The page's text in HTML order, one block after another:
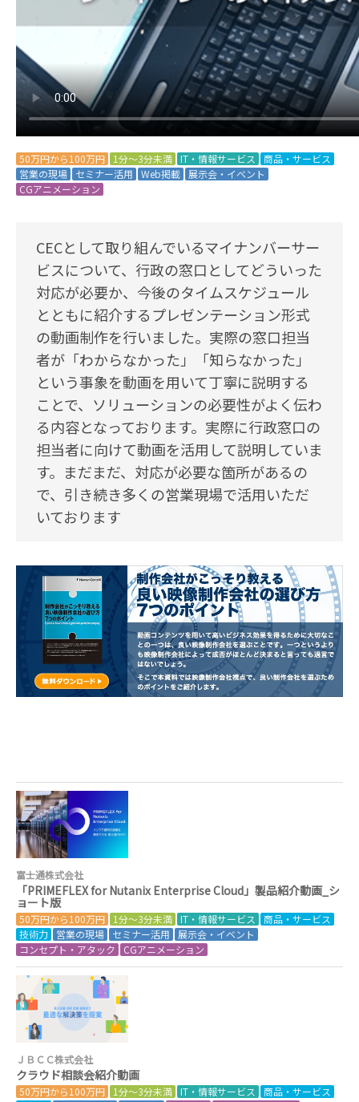
50万円から100万円 1分～3分未満 IT・情報サービス
商品・サービス
営業の現場
セミナー活用 Web掲載
展示会・イベント
CGアニメーション
CECとして取り組んでいるマイナンバーサー
ビスについて、行政の窓口としてどういった
対応が必要か、今後のタイムスケジュール
とともに紹介するプレゼンテーション形式
の動画制作を行いました。実際の窓口担当
者が「わからなかった」「知らなかった」
という事象を動画を用いて丁寧に説明する
ことで、ソリューションの必要性がよく伝わ
る内容となっております。実際に行政窓口の
担当者に向けて動画を活用して説明していま
す。まだまだ、対応が必要な箇所があるの
で、引き続き多くの営業現場で活用いただ
いております
富士通株式会社
「PRIMEFLEX for Nutanix Enterprise Cloud」製品紹介動画_シ
ョート版
50万円から100万円 1分～3分未満 IT・情報サービス
商品・サービス
技術力
営業の現場 セミナー活用
展示会・イベント
コンセプト・アタック
CGアニメーション
ＪＢＣＣ株式会社
クラウド相談会紹介動画
50万円から100万円 1分～3分未満 IT・情報サービス
商品・サービス